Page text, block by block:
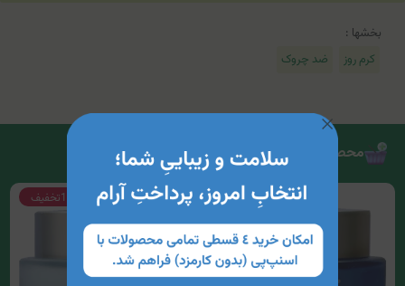
بخشها :
کرم روز
ضد چروک
محصولات مرتبط
15%تخفیف 15%تخفیف